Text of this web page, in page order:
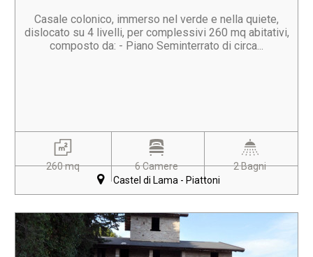
Casale colonico, immerso nel verde e nella quiete,
dislocato su 4 livelli, per complessivi 260 mq abitativi,
composto da: - Piano Seminterrato di circa...
260 mq 6 Camere
2 Bagni
Castel di Lama - Piattoni